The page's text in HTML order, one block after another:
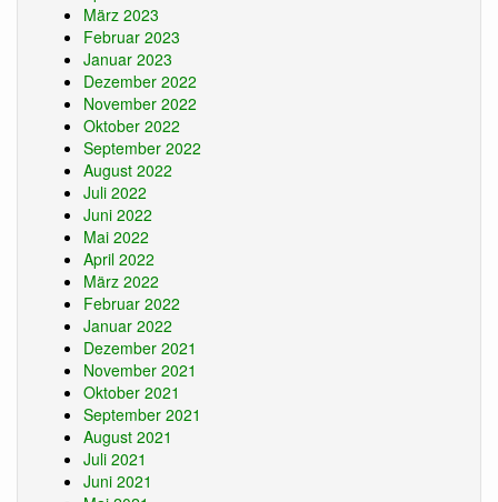
März 2023
Februar 2023
Januar 2023
Dezember 2022
November 2022
Oktober 2022
September 2022
August 2022
Juli 2022
Juni 2022
Mai 2022
April 2022
März 2022
Februar 2022
Januar 2022
Dezember 2021
November 2021
Oktober 2021
September 2021
August 2021
Juli 2021
Juni 2021